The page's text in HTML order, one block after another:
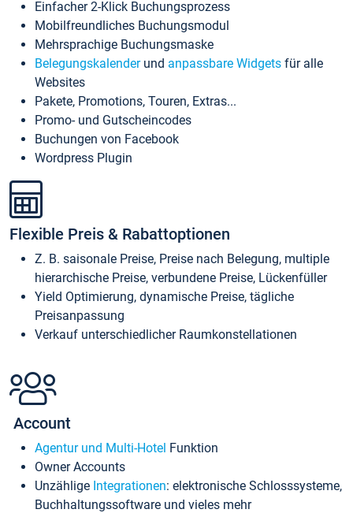
Einfacher 2-Klick Buchungsprozess
Mobilfreundliches Buchungsmodul
Mehrsprachige Buchungsmaske
Belegungskalenderund anpassbare Widgets für alle
Websites
Pakete, Promotions, Touren, Extras...
Promo- und Gutscheincodes
Buchungen von Facebook
Wordpress Plugin
Flexible Preis & Rabattoptionen
Z. B. saisonale Preise, Preise nach Belegung, multiple
hierarchische Preise, verbundene Preise, Lückenfüller
Yield Optimierung, dynamische Preise, tägliche
Preisanpassung
Verkauf unterschiedlicher Raumkonstellationen
Account
Agentur und Multi-Hotel Funktion
Owner Accounts
Unzählige Integrationen: elektronische Schlosssysteme,
Buchhaltungssoftware und vieles mehr